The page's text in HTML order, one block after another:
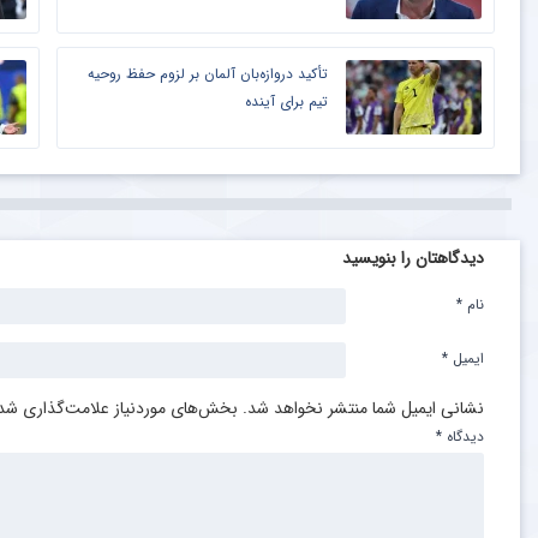
تأکید دروازه‌بان آلمان بر لزوم حفظ روحیه
تیم برای آینده
دیدگاهتان را بنویسید
نشانی ایمیل شما منتشر نخواهد شد. بخش‌های موردنیاز علامت‌گذاری
دیدگاه *
نام *
ایمیل *